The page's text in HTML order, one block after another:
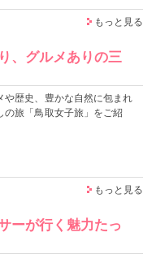
もっと見る
、グルメありの三
や歴史、豊かな自然に包まれ
の旅「鳥取女子旅」をご紹
もっと見る
ーが行く魅力たっ